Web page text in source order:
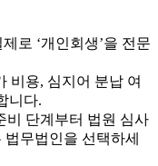
로 ‘개인회생’을 전문
비용, 심지어 분납 여
니다.
비 단계부터 법원 심사
무법인을 선택하세